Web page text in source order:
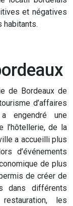
et négatives
habitants.
de Bordeaux de
d’affaires
engendré une
l’hôtellerie, de la
a accueilli plus
d’événements
de plus
de créer de
dans différents
les